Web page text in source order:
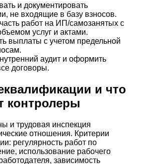
и документировать
не входящие в базу взносов.
работ на ИП/самозанятых с
услуг и актами.
выплаты с учетом предельной
аудит и оформить
договоры.
и что
контролеры
и трудовая инспекция
отношения. Критерии
регулярность работ по
использование рабочего
зависимость